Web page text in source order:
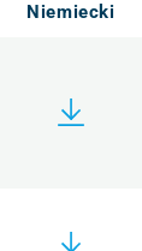
Niemiecki